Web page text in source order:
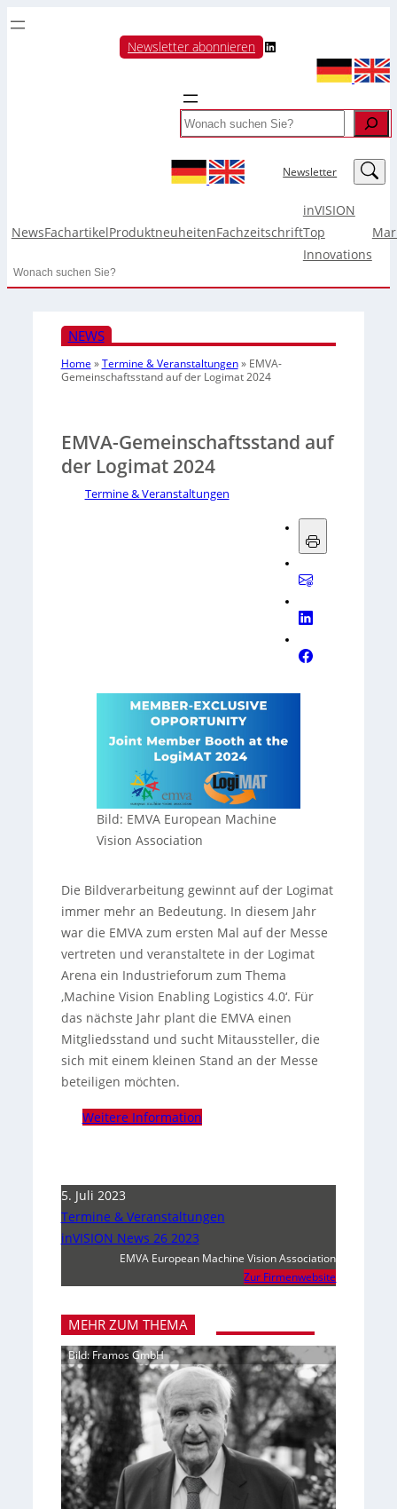
Newsletter abonnieren LinkedIn
Search
Newsletter LinkedIn
NewsFachartikelProduktneuheitenFachzeitschrift
inVISION
Top
Innovations
Search
NEWS
Home »Termine & Veranstaltungen» EMVA-
Gemeinschaftsstand auf der Logimat 2024
EMVA-Gemeinschaftsstand auf
der Logimat 2024
Termine & Veranstaltungen
Bild: EMVA European Machine
Vision Association
Die Bildverarbeitung gewinnt auf der Logimat
immer mehr an Bedeutung. In diesem Jahr
war die EMVA zum ersten Mal auf der Messe
vertreten und veranstaltete in der Logimat
Arena ein Industrieforum zum Thema
‚Machine Vision Enabling Logistics 4.0‘. Für
das nächste Jahr plant die EMVA einen
Mitgliedsstand und sucht Mitaussteller, die
sich mit einem kleinen Stand an der Messe
beteiligen möchten.
Weitere Information
5. Juli 2023
Termine & Veranstaltungen
inVISION News 26 2023
EMVA European Machine Vision Association
Zur Firmenwebsite
MEHR ZUM THEMA
Bild: Framos GmbH